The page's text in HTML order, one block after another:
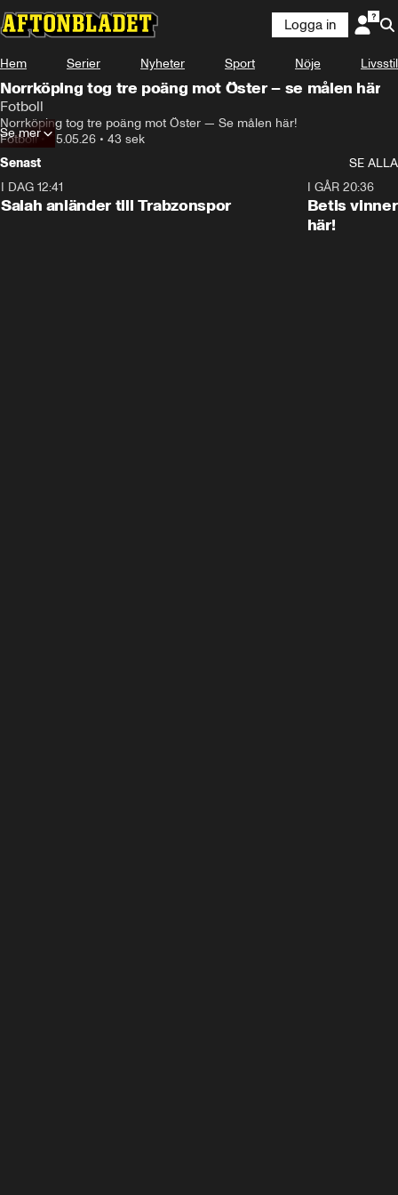
Logga in
Hem Serier Nyheter Sport Nöje Livsstil
Norrköping tog tre poäng mot Öster – se målen här
Fotboll
Fotboll•25.05.26 • 43 sek
Se mer
Senast
SE ALLA
I DAG 12:41
Salah anländer till Trabzonspor
I GÅR 20:36
Betis
här!